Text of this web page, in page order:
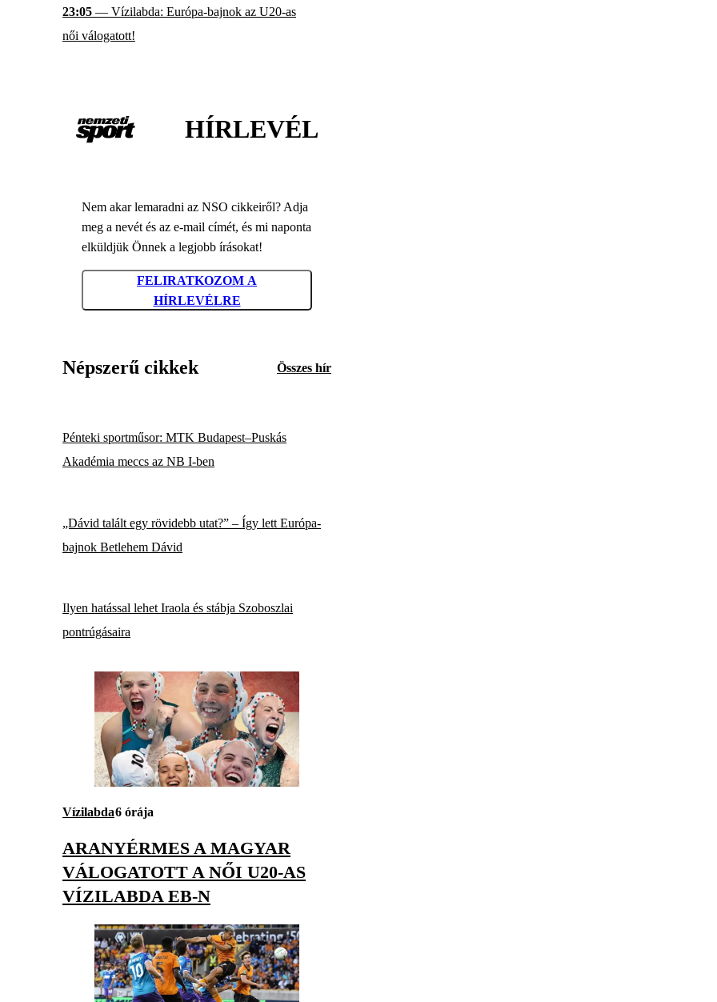
23:05 — Vízilabda: Európa-bajnok az U20-as
női válogatott!
HÍRLEVÉL
Nem akar lemaradni az NSO cikkeiről? Adja
meg a nevét és az e-mail címét, és mi naponta
elküldjük Önnek a legjobb írásokat!
FELIRATKOZOM A
HÍRLEVÉLRE
Népszerű cikkek Összes hír
Pénteki sportműsor: MTK Budapest–Puskás
Akadémia meccs az NB I-ben
„Dávid talált egy rövidebb utat?” – Így lett Európa-
bajnok Betlehem Dávid
Ilyen hatással lehet Iraola és stábja Szoboszlai
pontrúgásaira
Vízilabda6 órája
ARANYÉRMES A MAGYAR
VÁLOGATOTT A NŐI U20-AS
VÍZILABDA EB-N